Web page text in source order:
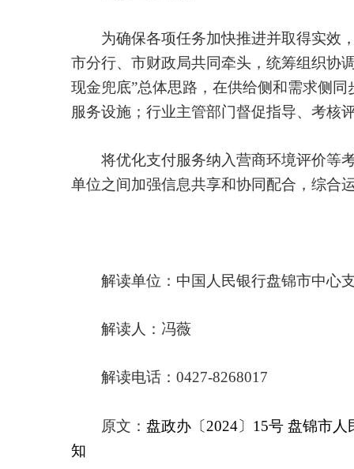
为确保各项任务加快推进并取得实效，
市分行、市财政局共同牵头，统筹组织协
现金兜底”总体思路，在供给侧和需求侧
服务设施；行业主管部门督促指导、考核
将优化支付服务纳入营商环境评价等考
单位之间加强信息共享和协同配合，综合
解读单位：中国人民银行盘锦市中心
解读人：冯薇
解读电话：0427-
原文： 盘政办〔2024〕15号 盘锦市
知